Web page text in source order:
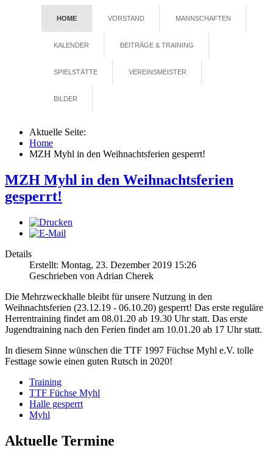
HOME VORSTAND MANNSCHAFTEN
KALENDER BEITRÄGE & TRAINING
SPIELSTÄTTE VEREINSMEISTER
BILDER
Aktuelle Seite:
Home
MZH Myhl in den Weihnachtsferien gesperrt!
MZH Myhl in den Weihnachtsferien
gesperrt!
Details
Erstellt: Montag, 23. Dezember 2019 15:26
Geschrieben von Adrian Cherek
Die Mehrzweckhalle bleibt für unsere Nutzung in den
Weihnachtsferien (23.12.19 - 06.10.20) gesperrt! Das erste reguläre
Herrentraining findet am 08.01.20 ab 19.30 Uhr statt. Das erste
Jugendtraining nach den Ferien findet am 10.01.20 ab 17 Uhr statt.
In diesem Sinne wünschen die TTF 1997 Füchse Myhl e.V. tolle
Festtage sowie einen guten Rutsch in 2020!
Training
TTF Füchse Myhl
Halle gesperrt
Myhl
Aktuelle Termine